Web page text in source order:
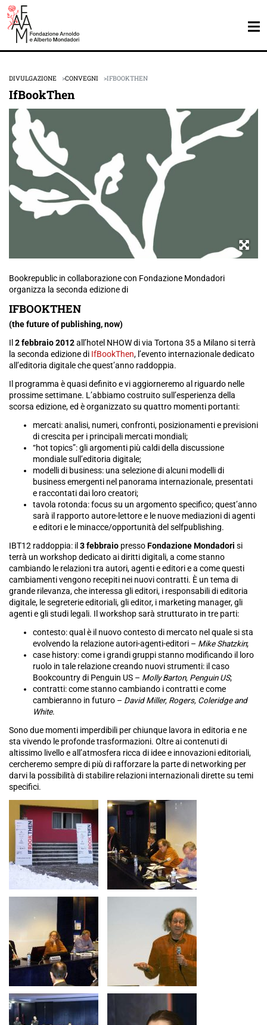
DIVULGAZIONE CONVEGNI IFBOOKTHEN
IfBookThen
Bookrepublic in collaborazione con Fondazione Mondadori
organizza la seconda edizione di
IFBOOKTHEN
(the future of publishing, now)
Il2 febbraio 2012all’hotel NHOWdi via Tortona 35 a Milano si terrà
la seconda edizione di IfBookThen, l’evento internazionale dedicato
all’editoria digitale che quest’anno raddoppia.
Il programma è quasi definito e vi aggiorneremo al riguardo nelle
prossime settimane. L’abbiamo costruito sull’esperienza della
scorsa edizione, ed è organizzato su quattro momenti portanti:
mercati: analisi, numeri, confronti, posizionamenti e previsioni
di crescita per i principali mercati mondiali;
“hot topics”: gli argomenti più caldi della discussione
mondiale sull’editoria digitale;
modelli di business: una selezione di alcuni modelli di
business emergenti nel panorama internazionale, presentati
e raccontati dai loro creatori;
tavola rotonda: focus su un argomento specifico; quest’anno
sarà il rapporto autore-lettore e le nuove mediazioni di agenti
e editori e le minacce/opportunità del selfpublishing.
IBT12 raddoppia: il3 febbraio pressoFondazione Mondadori si
terrà un workshop dedicato ai diritti digitali, a come stanno
cambiando le relazioni tra autori, agenti e editori e a come questi
cambiamenti vengono recepiti nei nuovi contratti. È un tema di
grande rilevanza, che interessa gli editori, i responsabili di editoria
digitale, le segreterie editoriali, gli editor, i marketing manager, gli
agenti e gli studi legali. Il workshop sarà strutturato in tre parti:
contesto: qual è il nuovo contesto di mercato nel quale si sta
evolvendo la relazione autori-agenti-editori – Mike Shatzkin;
case history: come i grandi gruppi stanno modificando il loro
ruolo in tale relazione creando nuovi strumenti: il caso
Bookcountry di Penguin US – Molly Barton, Penguin US;
contratti: come stanno cambiando i contratti e come
cambieranno in futuro – David Miller, Rogers, Coleridge and
White.
Sono due momenti imperdibili per chiunque lavora in editoria e ne
sta vivendo le profonde trasformazioni. Oltre ai contenuti di
altissimo livello e all’atmosfera ricca di idee e innovazioni editoriali,
cercheremo sempre di più di rafforzare la parte di networking per
darvi la possibilità di stabilire relazioni internazionali dirette su temi
specifici.